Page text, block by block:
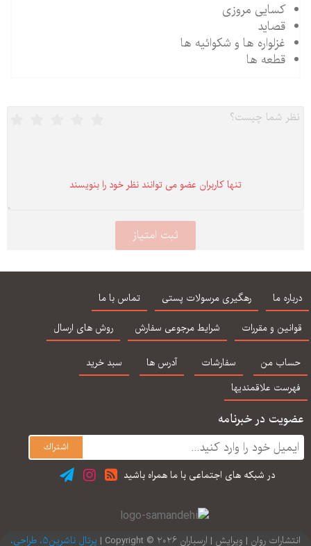
کسایی مروزی
قصاید
غزلواره ها و شکوائیه ها
قطعه ها
تنها كاربران عضو می توانند نظر خود را بنویسند
درباره ما رهگیری مرسولات پستی
تماس با ما
قوانین و مقررات
شرایط مرجوعی سفارش روش های ارسال
حساب من سفارشات آدرس ها
سبد خرید
فهرست علاقمندیها
عضویت در خبرنامه
در شبكه های اجتماعی با ما همراه باشید
انتشارات روان | ویرایش | ارسباران 2026 © Copyright | پرتال ناشرین5، طراحی،